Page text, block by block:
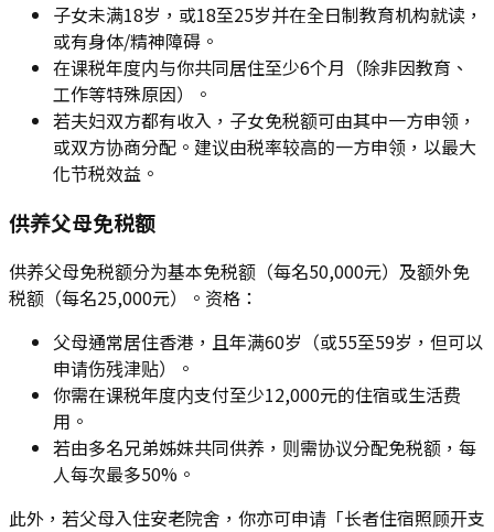
子女未满18岁，或18至25岁并在全日制教育机构就读，
或有身体/精神障碍。
在课税年度内与你共同居住至少6个月（除非因教育、
工作等特殊原因）。
若夫妇双方都有收入，子女免税额可由其中一方申领，
或双方协商分配。建议由税率较高的一方申领，以最大
化节税效益。
供养父母免税额
供养父母免税额分为基本免税额（每名50,000元）及额外免
税额（每名25,000元）。资格：
父母通常居住香港，且年满60岁（或55至59岁，但可以
申请伤残津贴）。
你需在课税年度内支付至少12,000元的住宿或生活费
用。
若由多名兄弟姊妹共同供养，则需协议分配免税额，每
人每次最多50%。
此外，若父母入住安老院舍，你亦可申请「长者住宿照顾开支